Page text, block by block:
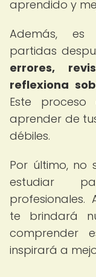
aprendido y
Además, es
partidas
errores,
reflexiona
Este
aprender de
débiles.
Por último, no
estudiar
profesionales.
te brindará
comprender
inspirará a